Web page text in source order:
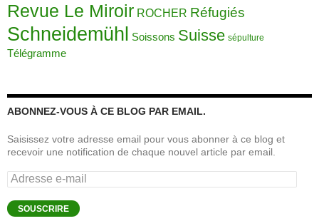
Revue Le Miroir ROCHER Réfugiés
Schneidemühl Soissons Suisse sépulture
Télégramme
ABONNEZ-VOUS À CE BLOG PAR EMAIL.
Saisissez votre adresse email pour vous abonner à ce blog et
recevoir une notification de chaque nouvel article par email.
Adresse
e-
mail
SOUSCRIRE